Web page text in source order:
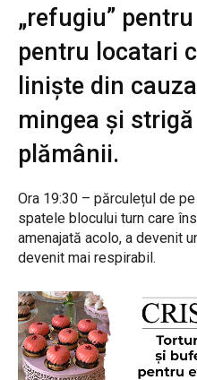
„refugiu”
pentru locatari
liniște din
mingea și
plămânii.
Ora 19:30 – părculețul de
spatele blocului turn care
amenajată acolo, a devenit
devenit mai respirabil.